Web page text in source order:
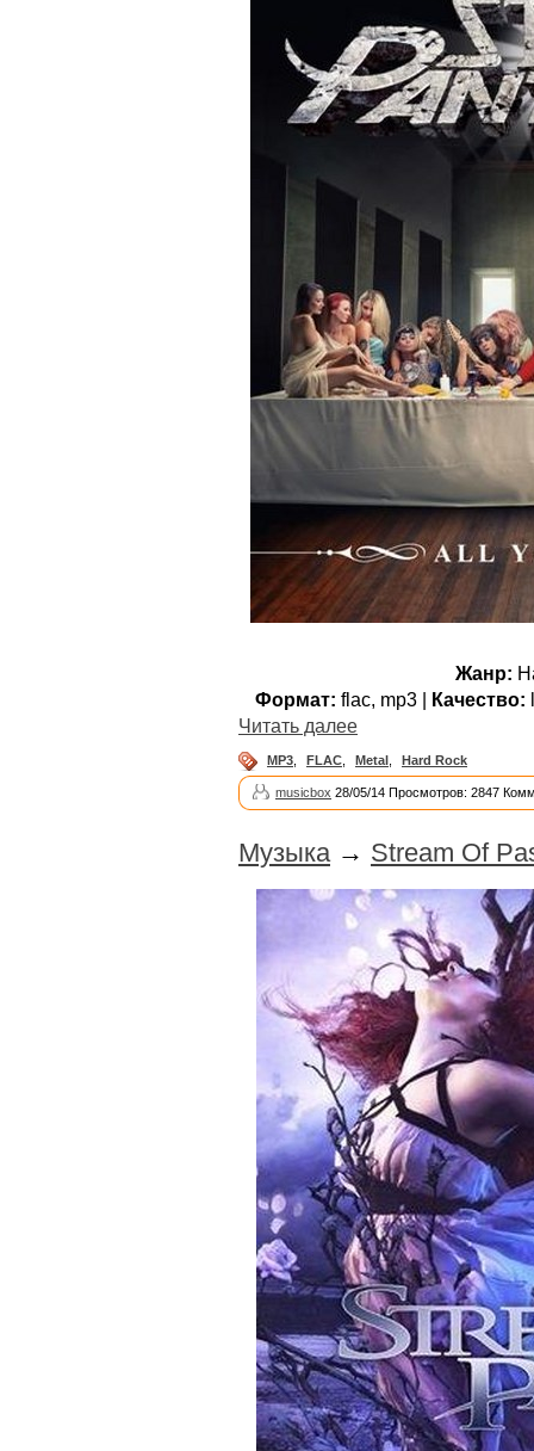
Жанр:
Формат: flac, mp3 | Качество:
Читать далее
MP3 FLAC Metal Hard Rock
musicbox 28/05/14 Просмотров: 2847
Музыка → Stream Of